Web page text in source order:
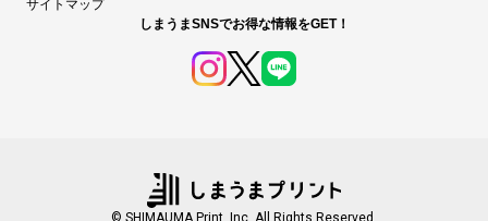
サイトマップ
しまうまSNSでお得な情報をGET！
© SHIMAUMA Print, Inc. All Rights Reserved.